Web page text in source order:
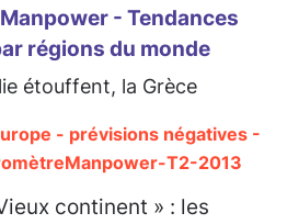
étouffent, la Grèce
continent » : les